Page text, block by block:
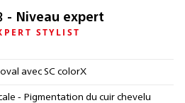
- Niveau expert
STYLIST
avec SC colorX
- Pigmentation du cuir chevelu